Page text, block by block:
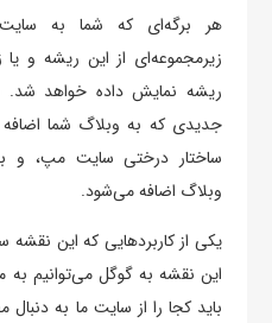
هر برگه‌ای که شما به
زیرمجموعه‌ای از این ریشه و یا
ریشه نمایش داده خواهد شد.
جدیدی که به وبلاگ شما
ساختار درختی سایت مپ، و
وبلاگ اضافه می‌شود.
یکی از کاربردهایی که این نقشه
این نقشه به گوگل می‌توانیم
باید کجا را از سایت ما به